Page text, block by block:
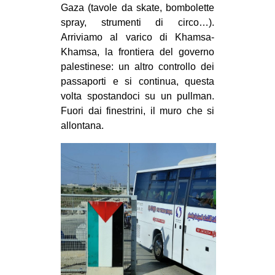
Gaza (tavole da skate, bombolette
spray, strumenti di circo…).
Arriviamo al varico di Khamsa-
Khamsa, la frontiera del governo
palestinese: un altro controllo dei
passaporti e si continua, questa
volta spostandoci su un pullman.
Fuori dai finestrini, il muro che si
allontana.